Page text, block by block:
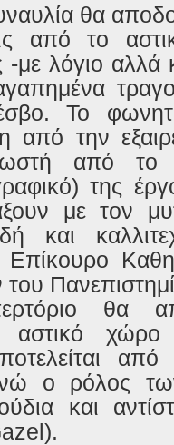
θα
από το
με λόγιο αλλά
Το
την
από το
της
με τον
και
Επίκουρο
θα
αστικό
από
ο ρόλος
και